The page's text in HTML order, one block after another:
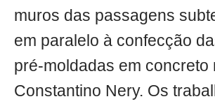
muros das passagens
em paralelo à confecção
pré-moldadas em concreto
Constantino Nery. Os